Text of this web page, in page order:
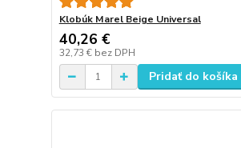
Klobúk Marel Beige Universal
40,26 €
32,73 € bez DPH
Pridať do košíka